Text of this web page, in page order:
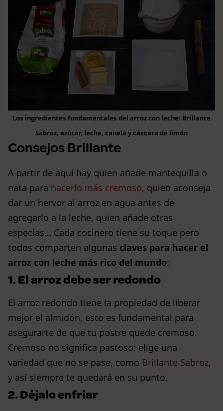
Los ingredientes fundamentales del arroz con leche: Brillante
Sabroz, azúcar, leche, canela y cáscara de limón
Consejos Brillante
A partir de aquí hay quien añade mantequilla o
nata para hacerlo más cremoso, quien aconseja
dar un hervor al arroz en agua antes de
agregarlo a la leche, quien añade otras
especias… Cada cocinero tiene su toque pero
todos comparten algunas claves para hacer el
arroz con leche más rico del mundo:
1. El arroz debe ser redondo
El arroz redondo tiene la propiedad de liberar
mejor el almidón, esto es fundamental para
asegurarte de que tu postre quede cremoso.
Cremoso no significa pastoso: elige una
variedad que no se pase, como Brillante Sabroz,
y así siempre te quedará en su punto.
2. Déjalo enfriar